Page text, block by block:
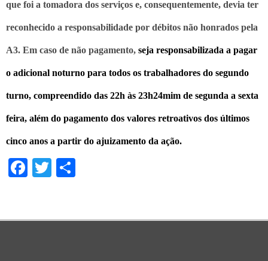
que foi a tomadora dos serviços e, consequentemente, devia ter
reconhecido a responsabilidade por débitos não honrados pela
A3. Em caso de não pagamento, seja responsabilizada a pagar
o adicional noturno para todos os trabalhadores do segundo
turno, compreendido das 22h às 23h24mim de segunda a sexta
feira, além do pagamento dos valores retroativos dos últimos
cinco anos a partir do ajuizamento da ação.
Facebook
Twitter